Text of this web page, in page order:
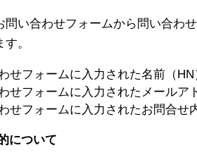
問い合わせフォームから問い合わ
。
せフォームに入力された名前（HN
せフォームに入力されたメールア
せフォームに入力されたお問合せ
について